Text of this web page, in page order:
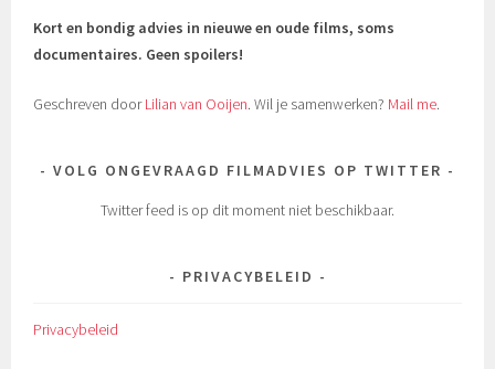
Kort en bondig advies in nieuwe en oude films, soms
documentaires. Geen spoilers!
Geschreven doorLilian van Ooijen. Wil je samenwerken? Mail me.
VOLG ONGEVRAAGD FILMADVIES OP TWITTER
Twitter feed is op dit moment niet beschikbaar.
PRIVACYBELEID
Privacybeleid